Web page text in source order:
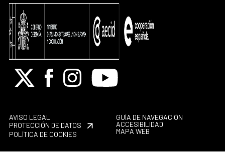
X FacebookInstagramYoutube
AVISO LEGAL
PROTECCIÓN DE DATOS
POLÍTICA DE COOKIES
GUÍA DE NAVEGACIÓN
ACCESIBILIDAD
MAPA WEB